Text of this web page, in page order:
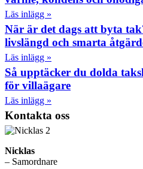
Läs inlägg »
När är det dags att byta
livslängd och smarta
Läs inlägg »
Så upptäcker du dolda
för villaägare
Läs inlägg »
Kontakta oss
Nicklas
– Samordnare